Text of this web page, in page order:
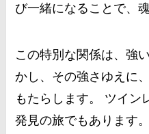
び一緒になることで、
この特別な関係は、強
かし、その強さゆえに
もたらします。 ツイン
発見の旅でもあります。